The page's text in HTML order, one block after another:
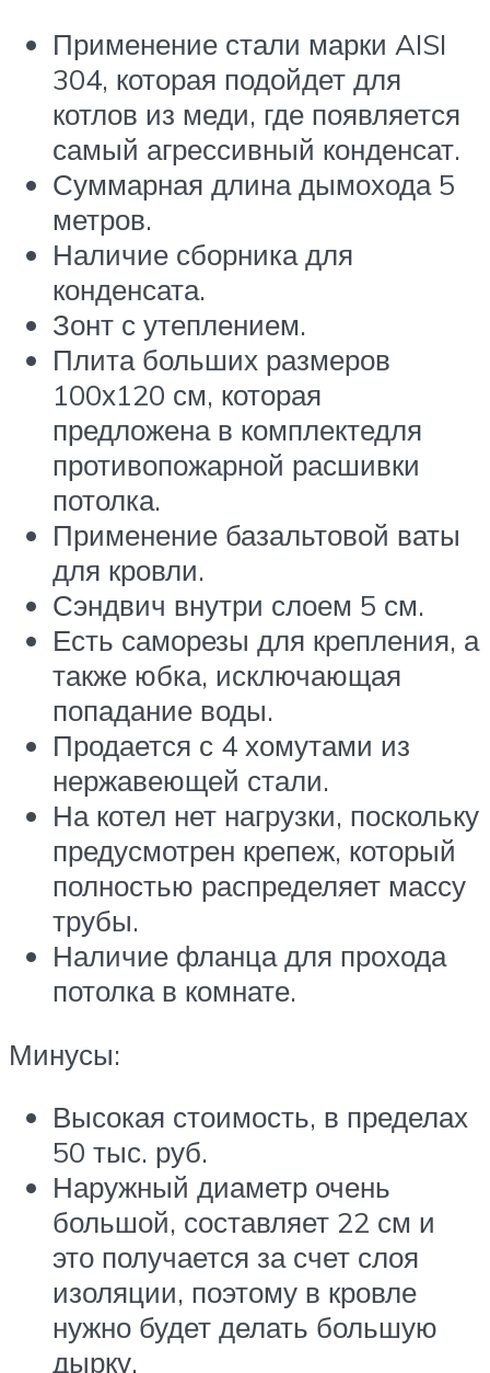
Применение стали марки AISI
304, которая подойдет для
котлов из меди, где появляется
самый агрессивный конденсат.
Суммарная длина дымохода 5
метров.
Наличие сборника для
конденсата.
Зонт с утеплением.
Плита больших размеров
100х120 см, которая
предложена в комплектедля
противопожарной расшивки
потолка.
Применение базальтовой ваты
для кровли.
Сэндвич внутри слоем 5 см.
Есть саморезы для крепления, а
также юбка, исключающая
попадание воды.
Продается с 4 хомутами из
нержавеющей стали.
На котел нет нагрузки, поскольку
предусмотрен крепеж, который
полностью распределяет массу
трубы.
Наличие фланца для прохода
потолка в комнате.
Минусы:
Высокая стоимость, в пределах
50 тыс. руб.
Наружный диаметр очень
большой, составляет 22 см и
это получается за счет слоя
изоляции, поэтому в кровле
нужно будет делать большую
дырку.